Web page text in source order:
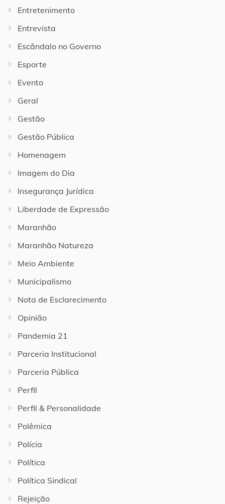
Entretenimento
Entrevista
Escândalo no Governo
Esporte
Evento
Geral
Gestão
Gestão Pública
Homenagem
Imagem do Dia
Insegurança Jurídica
Liberdade de Expressão
Maranhão
Maranhão Natureza
Meio Ambiente
Municipalismo
Nota de Esclarecimento
Opinião
Pandemia 21
Parceria Institucional
Parceria Pública
Perfil
Perfil & Personalidade
Polêmica
Polícia
Política
Política Sindical
Rejeição